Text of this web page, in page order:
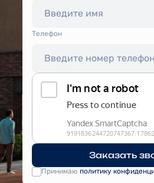
Tелефон
Заказать
Принимаю политику